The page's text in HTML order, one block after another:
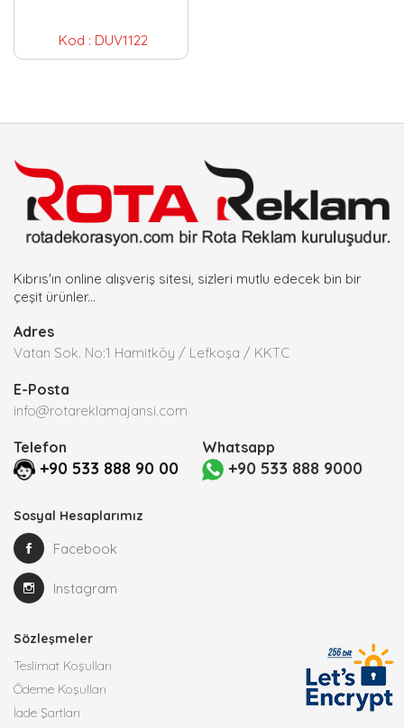
Kod : DUV1122
Kıbrıs'ın online alışveriş sitesi, sizleri mutlu edecek bin bir
çeşit ürünler...
Adres
Vatan Sok. No:1 Hamitköy / Lefkoşa / KKTC
E-Posta
info@rotareklamajansi.com
Telefon
+90 533 888 90 00
Whatsapp
+90 533 888 9000
Sosyal Hesaplarımız
Facebook
Instagram
Sözleşmeler
Teslimat Koşulları
Ödeme Koşulları
İade Şartları